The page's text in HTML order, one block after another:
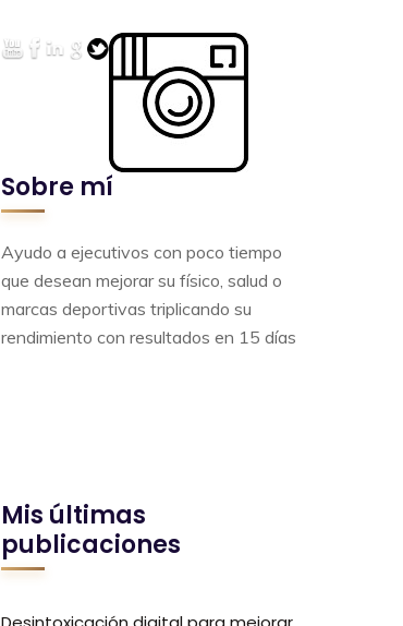
Sobre mí
Ayudo a ejecutivos con poco tiempo
que desean mejorar su físico, salud o
marcas deportivas triplicando su
rendimiento con resultados en 15 días
Mis últimas
publicaciones